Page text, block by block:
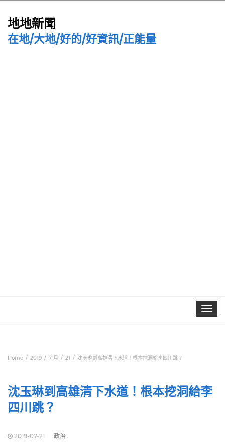
地地新聞
在地/大地/好的/好資訊/正能量
Toggle
Home 2019 7 月 21 沈玉琳到高雄清下水道！根本挖洞給李四川跳？
沈玉琳到高雄清下水道！根本挖洞給李
四川跳？
2019-07-21 政治